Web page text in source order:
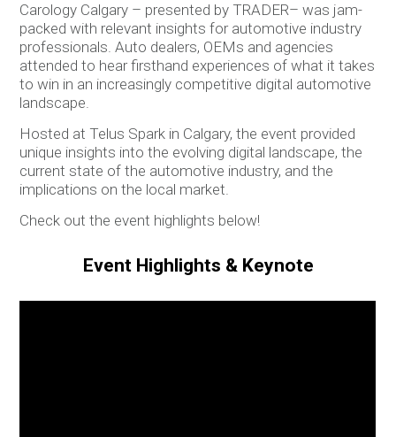
Carology Calgary – presented by TRADER– was jam-
packed with relevant insights for automotive industry
professionals. Auto dealers, OEMs and agencies
attended to hear firsthand experiences of what it takes
to win in an increasingly competitive digital automotive
landscape.
Hosted at Telus Spark in Calgary, the event provided
unique insights into the evolving digital landscape, the
current state of the automotive industry, and the
implications on the local market.
Check out the event highlights below!
Event Highlights & Keynote